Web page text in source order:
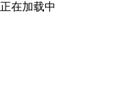
正在加载中